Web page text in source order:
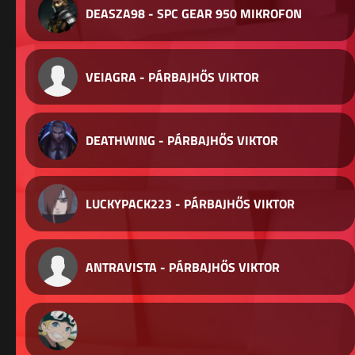
DEASZA98 - SPC GEAR 950 MIKROFON
VEIAGRA - PÁRBAJHŐS VIKTOR
DEATHWING - PÁRBAJHŐS VIKTOR
LUCKYPACK223 - PÁRBAJHŐS VIKTOR
ANTRAVISTA - PÁRBAJHŐS VIKTOR